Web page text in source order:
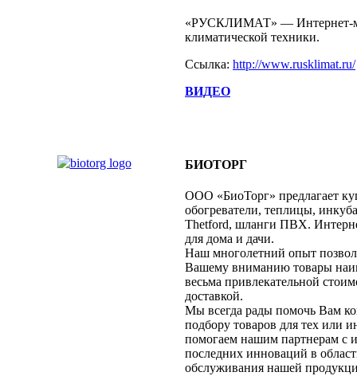
«РУСКЛИМАТ» — Интернет-
климатической техники.
Ссылка: http://www.rusklimat.ru/
ВИДЕО
БИОТОРГ
ООО «БиоТорг» предлагает
обогреватели, теплицы,
Thetford, шланги ПВХ.
для дома и дачи.
Наш многолетний опыт
Вашему вниманию товары
весьма привлекательной
доставкой.
Мы всегда рады помочь Вам
подбору товаров для тех или
помогаем нашим партнерам с
последних инноваций в
обслуживания нашей